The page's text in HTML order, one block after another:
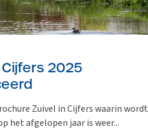
2025
Zuivel in Cijfers waarin wordt
het afgelopen jaar is weer...